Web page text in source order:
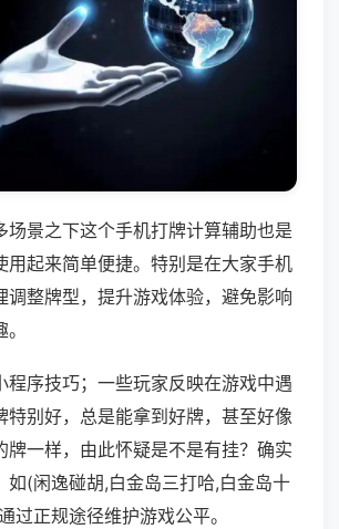
场景之下这个手机打牌计算辅助也是
用起来简单便捷。特别是在大家手机
调整牌型，提升游戏体验，避免影响
程序技巧；一些玩家反映在游戏中遇
特别好，总是能拿到好牌，甚至好像
牌一样，由此怀疑是不是有挂？确实
如(闲逸碰胡,白金岛三打哈,白金岛十
过正规途径维护游戏公平。